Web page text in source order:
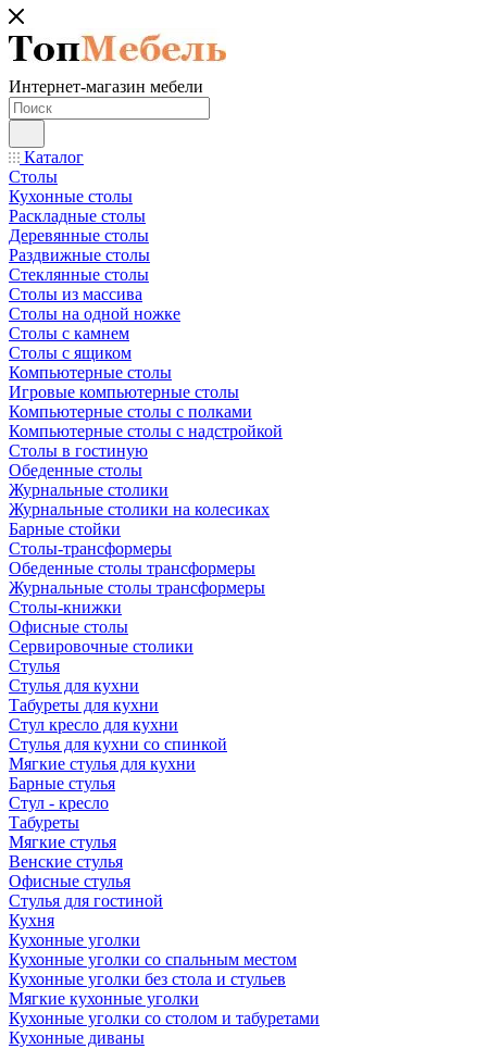
Интернет-магазин мебели
Каталог
Столы
Кухонные столы
Раскладные столы
Деревянные столы
Раздвижные столы
Стеклянные столы
Столы из массива
Столы на одной ножке
Столы с камнем
Столы с ящиком
Компьютерные столы
Игровые компьютерные столы
Компьютерные столы с полками
Компьютерные столы с надстройкой
Столы в гостиную
Обеденные столы
Журнальные столики
Журнальные столики на колесиках
Барные стойки
Столы-трансформеры
Обеденные столы трансформеры
Журнальные столы трансформеры
Столы-книжки
Офисные столы
Сервировочные столики
Стулья
Стулья для кухни
Табуреты для кухни
Стул кресло для кухни
Стулья для кухни со спинкой
Мягкие стулья для кухни
Барные стулья
Стул - кресло
Табуреты
Мягкие стулья
Венские стулья
Офисные стулья
Стулья для гостиной
Кухня
Кухонные уголки
Кухонные уголки со спальным местом
Кухонные уголки без стола и стульев
Мягкие кухонные уголки
Кухонные уголки со столом и табуретами
Кухонные диваны